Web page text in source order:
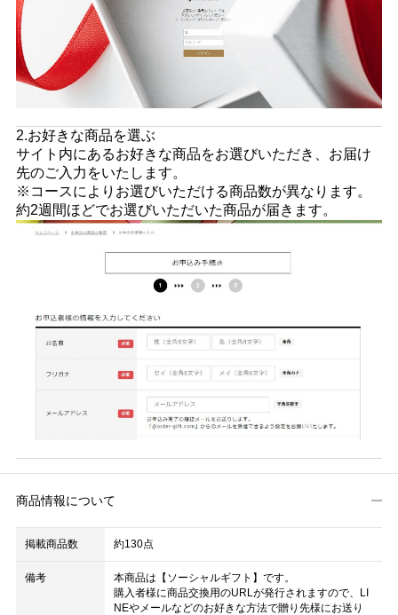
2.お好きな商品を選ぶ
サイト内にあるお好きな商品をお選びいただき、お届け
先のご入力をいたします。
※コースによりお選びいただける商品数が異なります。
約2週間ほどでお選びいただいた商品が届きます。
商品情報について
掲載商品数 約130点
備考
本商品は【ソーシャルギフト】です。
購入者様に商品交換用のURLが発行されますので、LI
NEやメールなどのお好きな方法で贈り先様にお送り